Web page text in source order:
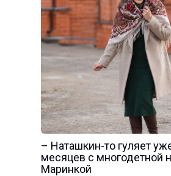
– Наташкин-то гуляет
месяцев с многодетной
Маринкой